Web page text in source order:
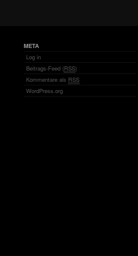
META
Log in
Beitrags-Feed (RSS)
Kommentare als RSS
WordPress.org